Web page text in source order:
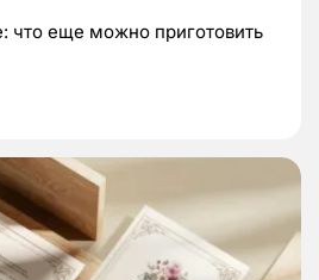
что еще можно приготовить